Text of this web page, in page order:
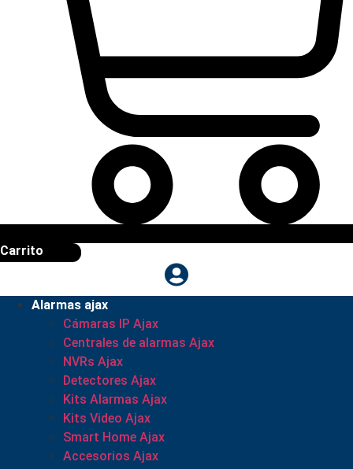
Carrito
Alarmas ajax
Cámaras IP Ajax
Centrales de alarmas Ajax
NVRs Ajax
Detectores Ajax
Kits Alarmas Ajax
Kits Video Ajax
Smart Home Ajax
Accesorios Ajax